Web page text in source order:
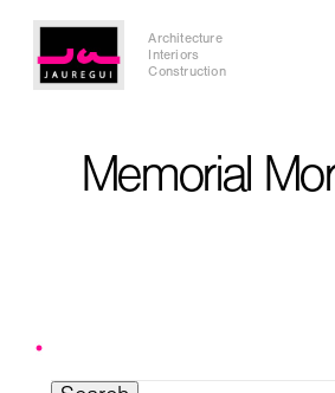
Architecture
Interiors
Construction
Memorial